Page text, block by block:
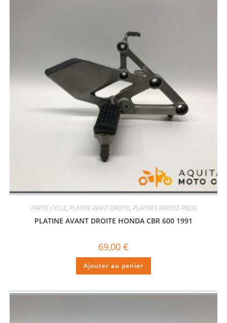
PARTIE CYCLE, PLATINE AVANT DROITE, PLATINES REPOSE-PIEDS
PLATINE AVANT DROITE HONDA CBR 600 1991
69,00 €
Ajouter au panier